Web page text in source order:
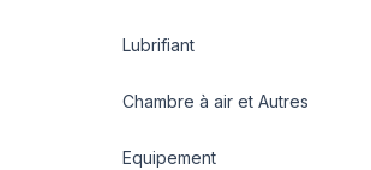
Lubrifiant
Chambre à air et Autres
Equipement